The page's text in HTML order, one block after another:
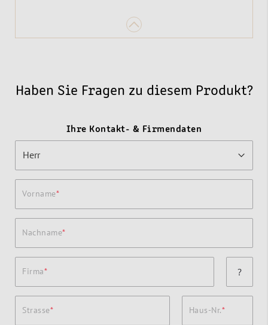
Haben Sie Fragen zu diesem Produkt?
Ihre Kontakt- & Firmendaten
Vorname
Nachname
Firma ?
Strasse Haus-Nr.